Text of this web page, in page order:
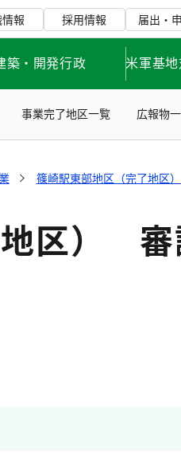
報 採用情報 届出・
築・開発行政 米軍基
事業完了地区一覧 広報物
篠崎駅東部地区（完了地区）
地区） 審